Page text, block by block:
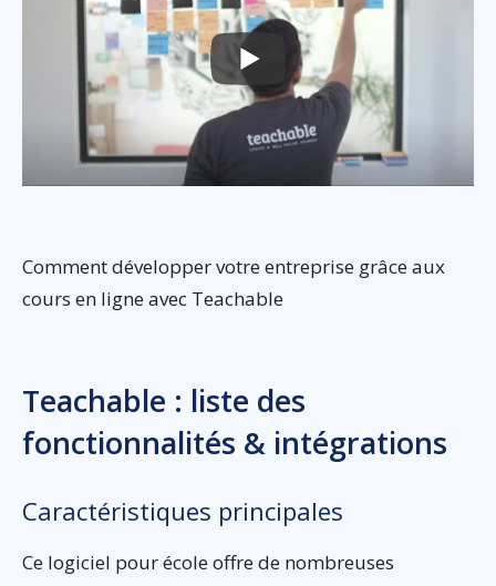
Comment développer votre entreprise grâce aux
cours en ligne avec Teachable
Teachable : liste des
fonctionnalités & intégrations
Caractéristiques principales
Ce logiciel pour école offre de nombreuses